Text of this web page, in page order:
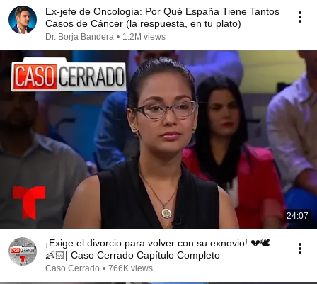
Ex-jefe de Oncología: Por Qué España Tiene Tantos
Casos de Cáncer (la respuesta, en tu plato)
Dr. Borja Bandera • 1.2M views
24:07
¡Exige el divorcio para volver con su exnovio! 💔🕊️
👶🏻| Caso Cerrado Capítulo Completo
Caso Cerrado • 766K views